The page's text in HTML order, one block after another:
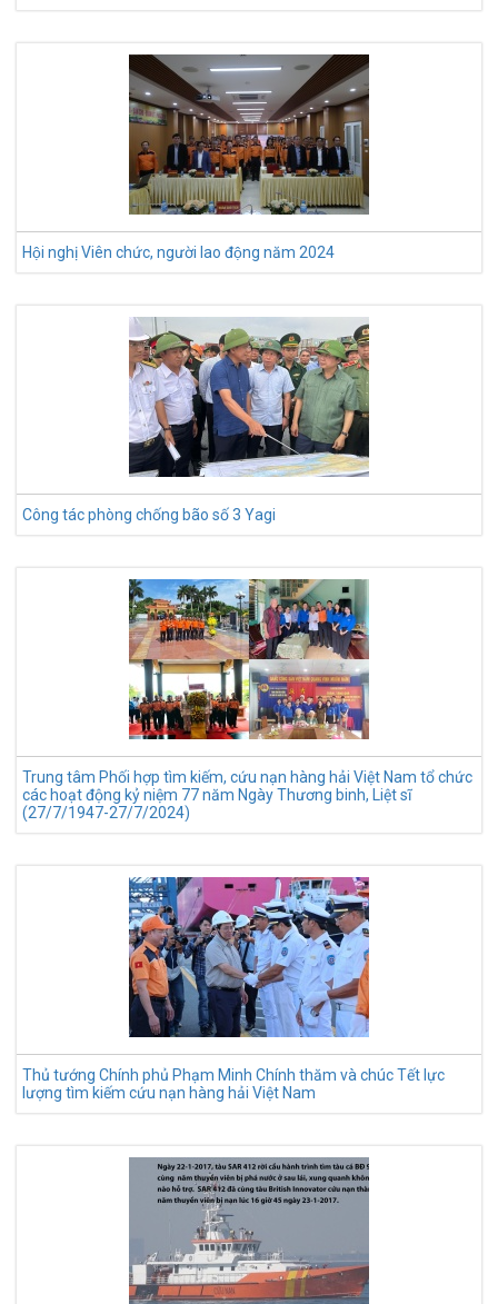
Hội nghị Viên chức, người lao động năm 2024
Công tác phòng chống bão số 3 Yagi
Trung tâm Phối hợp tìm kiếm, cứu nạn hàng hải Việt Nam tổ chức
các hoạt động kỷ niệm 77 năm Ngày Thương binh, Liệt sĩ
(27/7/1947-27/7/2024)
Thủ tướng Chính phủ Phạm Minh Chính thăm và chúc Tết lực
lượng tìm kiếm cứu nạn hàng hải Việt Nam